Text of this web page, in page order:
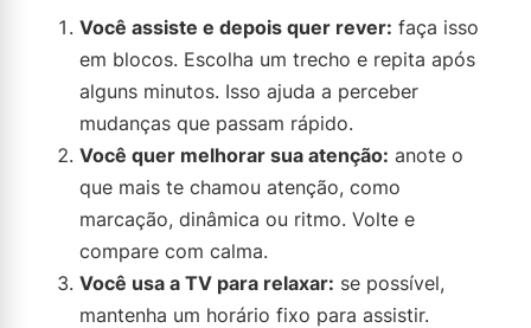
Você assiste e depois quer rever: faça isso
em blocos. Escolha um trecho e repita após
alguns minutos. Isso ajuda a perceber
mudanças que passam rápido.
Você quer melhorar sua atenção: anote o
que mais te chamou atenção, como
marcação, dinâmica ou ritmo. Volte e
compare com calma.
Você usa a TV para relaxar: se possível,
mantenha um horário fixo para assistir.